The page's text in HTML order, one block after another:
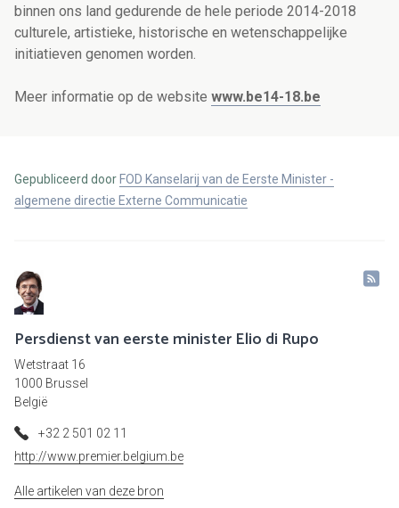
binnen ons land gedurende de hele periode 2014-2018
culturele, artistieke, historische en wetenschappelijke
initiatieven genomen worden.
Meer informatie op de website www.be14-18.be
Gepubliceerd door FOD Kanselarij van de Eerste Minister -
algemene directie Externe Communicatie
Persdienst van eerste minister Elio di Rupo
Wetstraat 16
1000 Brussel
België
+32 2 501 02 11
http://www.premier.belgium.be
Alle artikelen van deze bron